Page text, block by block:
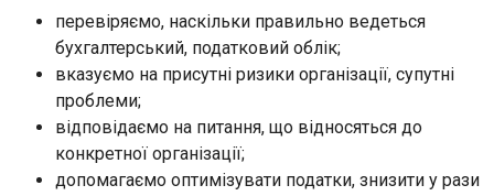
перевіряємо, наскільки правильно ведеться
бухгалтерський, податковий облік;
вказуємо на присутні ризики організації, супутні
проблеми;
відповідаємо на питання, що відносяться до
конкретної організації;
допомагаємо оптимізувати податки, знизити у рази